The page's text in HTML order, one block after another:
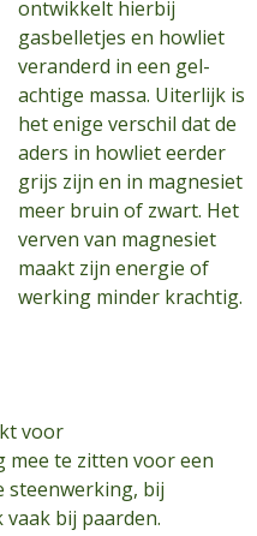
ontwikkelt hierbij
gasbelletjes en howliet
veranderd in een gel-
achtige massa. Uiterlijk is
het enige verschil dat de
aders in howliet eerder
grijs zijn en in magnesiet
meer bruin of zwart. Het
verven van magnesiet
maakt zijn energie of
werking minder krachtig.
voor
mee te zitten voor een
steenwerking, bij
bij paarden.